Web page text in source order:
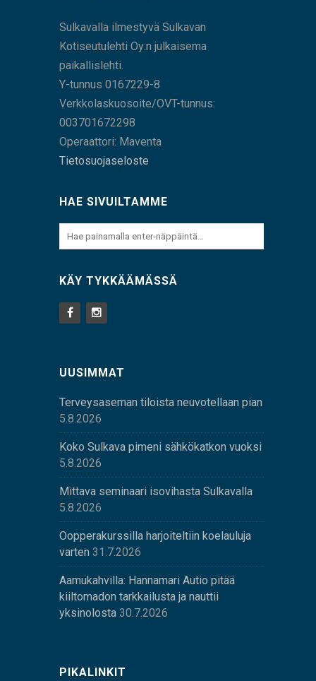
Sulkavalla ilmestyvä Sulkavan
Kotiseutulehti Oy:n julkaisema
paikallislehti.
Y-tunnus 0167229-8
Verkkolaskuosoite/OVT-tunnus:
003701672298
Operaattori: Maventa
Tietosuojaseloste
HAE SIVUILTAMME
KÄY TYKKÄÄMÄSSÄ
UUSIMMAT
Terveysaseman tiloista neuvotellaan pian
5.8.2026
Koko Sulkava pimeni sähkökatkon vuoksi
5.8.2026
Mittava seminaari isovihasta Sulkavalla
5.8.2026
Oopperakurssilla harjoiteltiin koelauluja
varten 31.7.2026
Aamukahvilla: Hannamari Autio pitää
kiiltomadon tarkkailusta ja nauttii
yksinolosta 30.7.2026
PIKALINKIT